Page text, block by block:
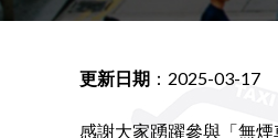
更新日期 ：2025-03-17
感謝大家踴躍參與「無